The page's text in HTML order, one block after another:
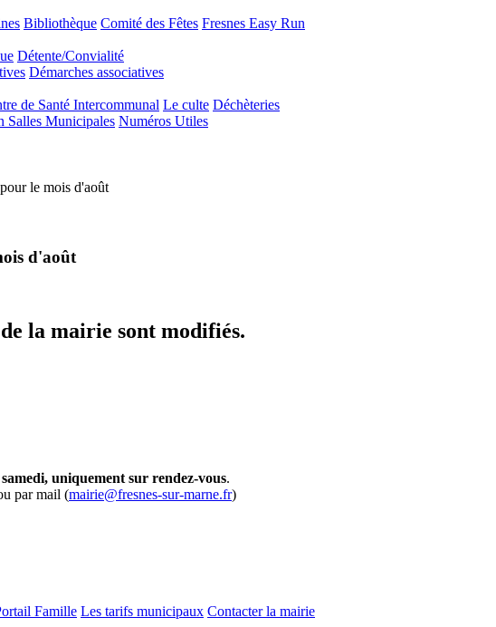
Bibliothèque Comité des Fêtes Fresnes Easy Run
Détente/Convialité
Démarches associatives
de Santé Intercommunal Le culte Déchèteries
Salles Municipales Numéros Utiles
le mois d'août
d'août
la mairie sont modifiés.
uniquement sur rendez-vous.
par mail (mairie@fresnes-sur-marne.fr)
Famille Les tarifs municipaux Contacter la mairie